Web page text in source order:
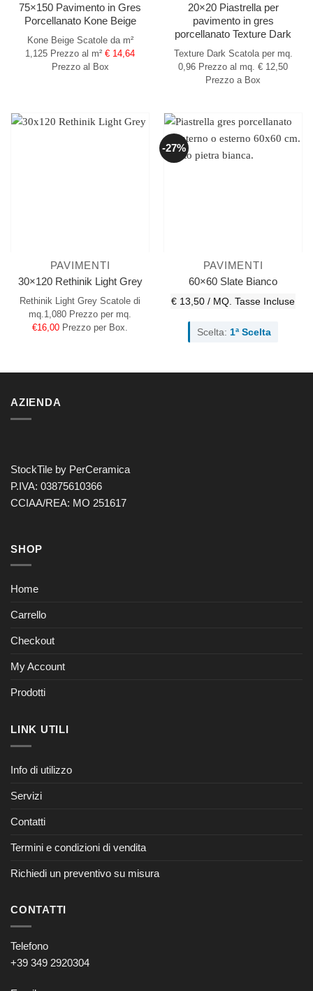
75×150 Pavimento in Gres
Porcellanato Kone Beige
Kone Beige Scatole da m²
1,125 Prezzo al m² € 14,64
Prezzo al Box
20×20 Piastrella per
pavimento in gres
porcellanato Texture Dark
Texture Dark Scatola per mq.
0,96 Prezzo al mq. € 12,50
Prezzo a Box
PAVIMENTI
30×120 Rethinik Light Grey
Rethinik Light Grey Scatole di
mq.1,080 Prezzo per mq.
€16,00 Prezzo per Box.
-27%
PAVIMENTI
60×60 Slate Bianco
€ 13,50 / MQ. Tasse Incluse
Scelta: 1ª Scelta
AZIENDA
StockTile by PerCeramica
P.IVA: 03875610366
CCIAA/REA: MO 251617
SHOP
Home
Carrello
Checkout
My Account
Prodotti
LINK UTILI
Info di utilizzo
Servizi
Contatti
Termini e condizioni di vendita
Richiedi un preventivo su misura
CONTATTI
Telefono
+39 349 2920304